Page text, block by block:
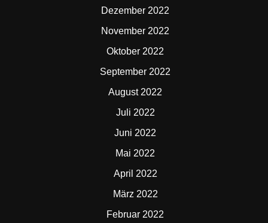
Dezember 2022
November 2022
Oktober 2022
September 2022
August 2022
Juli 2022
Juni 2022
Mai 2022
April 2022
März 2022
Februar 2022